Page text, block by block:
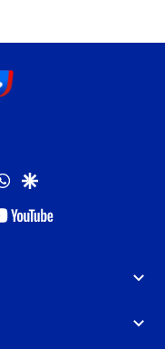
whatsapp
google
youtube-